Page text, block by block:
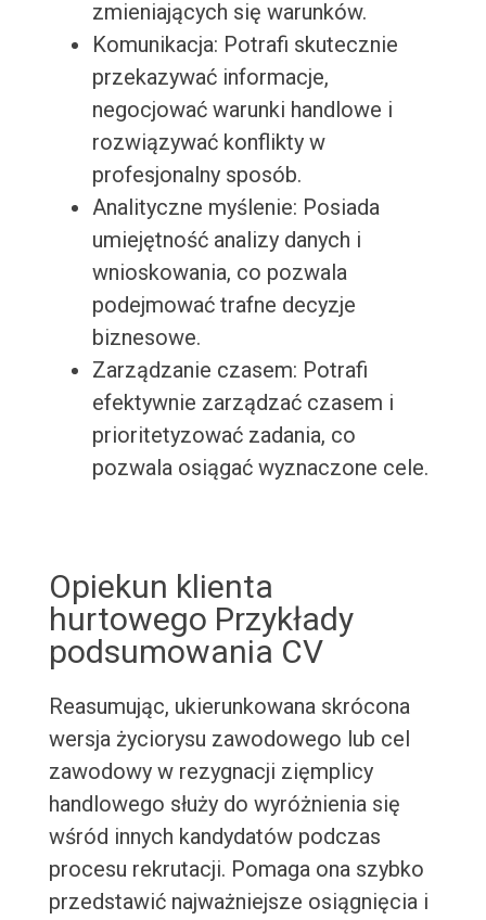
zmieniających się warunków.
Komunikacja: Potrafi skutecznie
przekazywać informacje,
negocjować warunki handlowe i
rozwiązywać konflikty w
profesjonalny sposób.
Analityczne myślenie: Posiada
umiejętność analizy danych i
wnioskowania, co pozwala
podejmować trafne decyzje
biznesowe.
Zarządzanie czasem: Potrafi
efektywnie zarządzać czasem i
prioritetyzować zadania, co
pozwala osiągać wyznaczone cele.
Opiekun klienta
hurtowego Przykłady
podsumowania CV
Reasumując, ukierunkowana skrócona
wersja życiorysu zawodowego lub cel
zawodowy w rezygnacji zięmplicy
handlowego służy do wyróżnienia się
wśród innych kandydatów podczas
procesu rekrutacji. Pomaga ona szybko
przedstawić najważniejsze osiągnięcia i